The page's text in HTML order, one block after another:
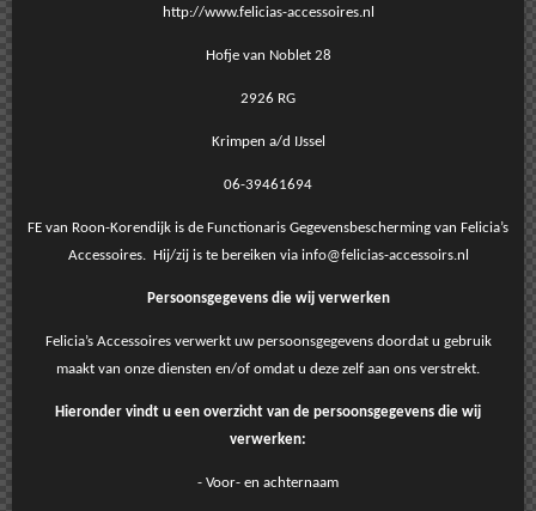
http://www.felicias-accessoires.nl
Hofje van Noblet 28
2926 RG
Krimpen a/d IJssel
06-39461694
FE van Roon-Korendijk is de Functionaris Gegevensbescherming van Felicia’s
Accessoires. Hij/zij is te bereiken via info@felicias-accessoirs.nl
Persoonsgegevens die wij verwerken
Felicia’s Accessoires verwerkt uw persoonsgegevens doordat u gebruik
maakt van onze diensten en/of omdat u deze zelf aan ons verstrekt.
Hieronder vindt u een overzicht van de persoonsgegevens die wij
verwerken:
- Voor- en achternaam